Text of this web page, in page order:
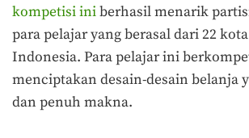
kompetisi iniberhasil menarik
para pelajar yang berasal dari 22
Indonesia. Para pelajar ini
menciptakan desain-desain belanja
dan penuh makna.